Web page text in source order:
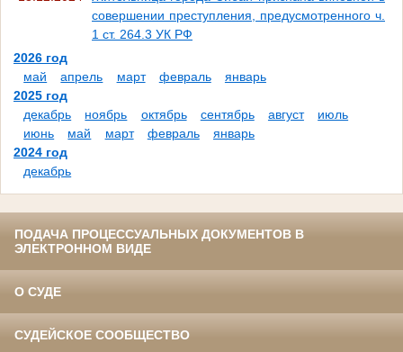
совершении преступления, предусмотренного ч.
1 ст. 264.3 УК РФ
2026 год
май
апрель март февраль
январь
2025 год
декабрь
ноябрь октябрь сентябрь август
июль
июнь
май март февраль
январь
2024 год
декабрь
ПОДАЧА ПРОЦЕССУАЛЬНЫХ ДОКУМЕНТОВ В
ЭЛЕКТРОННОМ ВИДЕ
О СУДЕ
СУДЕЙСКОЕ СООБЩЕСТВО